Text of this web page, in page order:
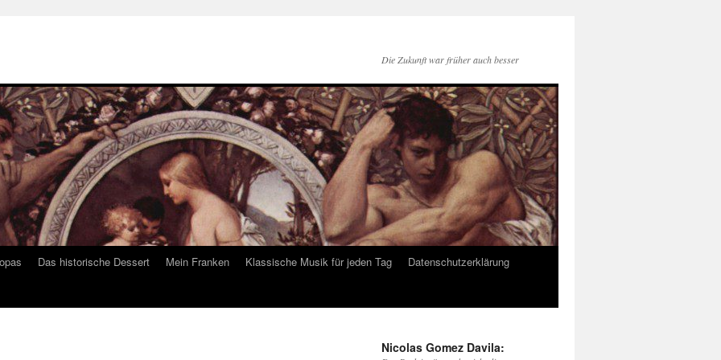
Die Zukunft war früher auch besser
Das historische Dessert Mein Franken Klassische Musik für jeden Tag
Datenschutzerklärung
Nicolas Gomez Davila: